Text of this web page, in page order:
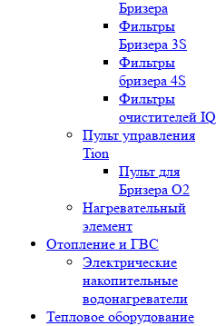
Бризера
Фильтры
Бризера 3S
Фильтры
бризера 4S
Фильтры
очистителей IQ
Пульт управления
Tion
Пульт для
Бризера O2
Нагревательный
элемент
Отопление и ГВС
Электрические
накопительные
водонагреватели
Тепловое оборудование